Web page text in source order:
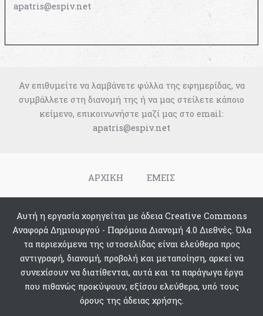
apatris@espiv.net
Αν επιθυμείτε να λαμβάνετε φύλλα της εφημερίδας, να
συμβάλλετε στη διανομή της ή να μας στείλετε κάποιο
κείμενο, επικοινωνήστε μαζί μας στο email:
apatris@espiv.net
ΑΡΧΙΚΗ ΕΜΕΙΣ
Αυτή η εργασία χορηγείται με άδεια Creative Commons
Αναφορά Δημιουργού - Παρόμοια Διανομή 4.0 Διεθνές. Όλα
τα περιεχόμενα της ιστοσελίδας είναι ελεύθερα προς
αντιγραφή, διανομή, προβολή και μεταποίηση, αρκεί να
συνεχίσουν να διατίθενται, αυτά και τα παράγωγα έργα
που πιθανώς προκύψουν, εξίσου ελεύθερα, υπό τους
όρους της άδειας χρήσης.